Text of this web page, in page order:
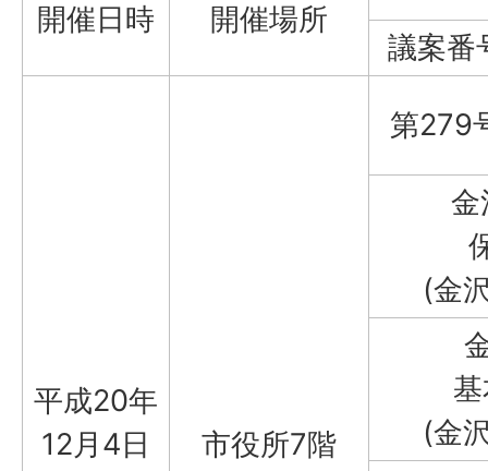
開催日時 開催場所
議案番
平成20年
12月4日
市役所7階
第279
金
(金
(金